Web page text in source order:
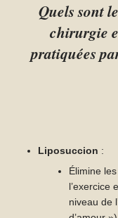
Quels sont
chirurgie
pratiquées
Liposuccion :
Élimine
l’exercice
niveau de